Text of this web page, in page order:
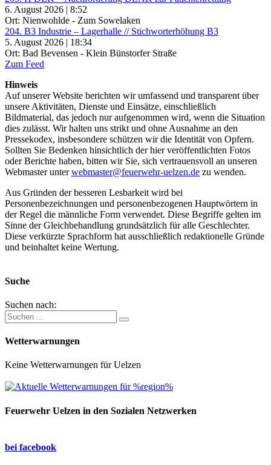
6. August 2026 | 8:52
Ort: Nienwohlde - Zum Sowelaken
204. B3 Industrie – Lagerhalle // Stichworterhöhung B3
5. August 2026 | 18:34
Ort: Bad Bevensen - Klein Bünstorfer Straße
Zum Feed
Hinweis
Auf unserer Website berichten wir umfassend und transparent über
unsere Aktivitäten, Dienste und Einsätze, einschließlich
Bildmaterial, das jedoch nur aufgenommen wird, wenn die Situation
dies zulässt. Wir halten uns strikt und ohne Ausnahme an den
Pressekodex, insbesondere schützen wir die Identität von Opfern.
Sollten Sie Bedenken hinsichtlich der hier veröffentlichten Fotos
oder Berichte haben, bitten wir Sie, sich vertrauensvoll an unseren
Webmaster unterwebmaster@feuerwehr-uelzen.de zu wenden.
Aus Gründen der besseren Lesbarkeit wird bei
Personenbezeichnungen und personenbezogenen Hauptwörtern in
der Regel die männliche Form verwendet. Diese Begriffe gelten im
Sinne der Gleichbehandlung grundsätzlich für alle Geschlechter.
Diese verkürzte Sprachform hat ausschließlich redaktionelle Gründe
und beinhaltet keine Wertung.
Suche
Suchen nach:
Wetterwarnungen
Keine Wetterwarnungen für Uelzen
Feuerwehr Uelzen in den Sozialen Netzwerken
bei facebook